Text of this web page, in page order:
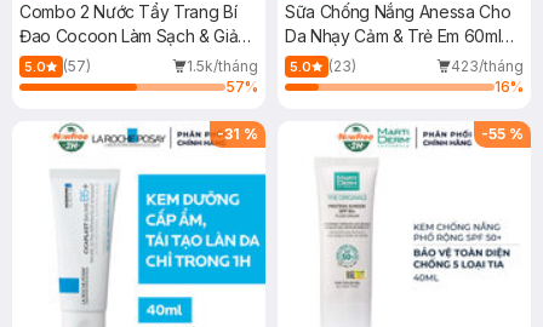
Combo 2 Nước Tẩy Trang Bí
Đao Cocoon Làm Sạch & Giảm
Dầu 500ml
5.0 (57)
1.5k/tháng
57%
Sữa Chống Nắng Anessa Cho
Da Nhạy Cảm & Trẻ Em 60ml
(Mới)
5.0 (23)
423/tháng
16%
-31 % -55 %